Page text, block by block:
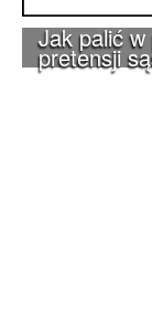
Jak palić
pretensji